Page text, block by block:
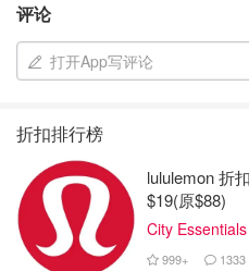
或者说，这制造阴谋的人智
一旦司马昭之心尽人皆知，这
所以，你花了时间心思揣摩
剧，它们符合了你心里的故事
放心吧，普通如你我还每天
评论
打开App写评论
折扣排行榜
lululemon 折
$19(原$88)
City
999+ 1333